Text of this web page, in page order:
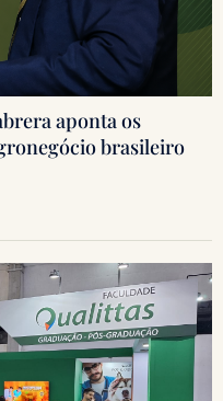
aponta os
brasileiro